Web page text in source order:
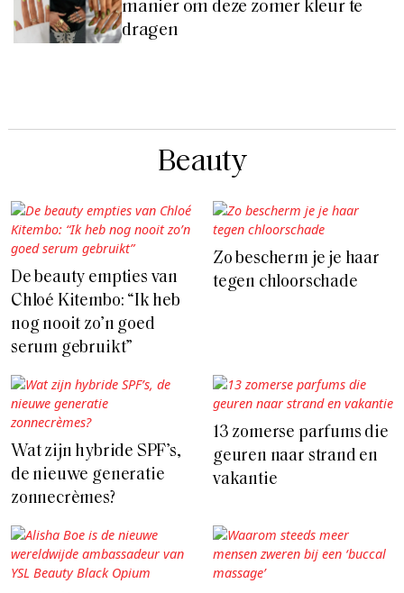
manier om deze zomer kleur te
dragen
Beauty
De beauty empties van
Chloé Kitembo: “Ik heb
nog nooit zo’n goed
serum gebruikt”
Zo bescherm je je haar
tegen chloorschade
Wat zijn hybride SPF’s,
de nieuwe generatie
zonnecrèmes?
13 zomerse parfums die
geuren naar strand en
vakantie